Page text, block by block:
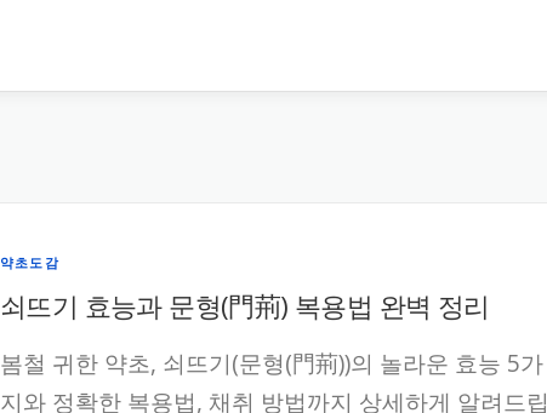
약초도감
쇠뜨기 효능과 문형(門荊) 복용법 완벽 정리
봄철 귀한 약초, 쇠뜨기(문형(門荊))의 놀라운 효능 5가
지와 정확한 복용법, 채취 방법까지 상세하게 알려드립